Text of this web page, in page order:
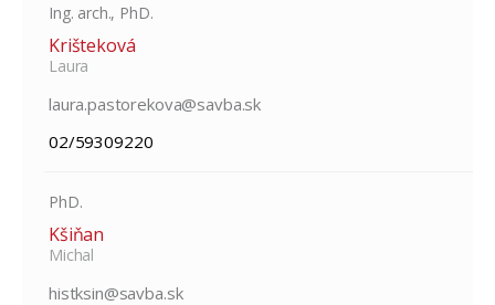
Ing. arch., PhD.
Krišteková
Laura
laura.pastorekova@savba.sk
02/59309220
PhD.
Kšiňan
Michal
histksin@savba.sk